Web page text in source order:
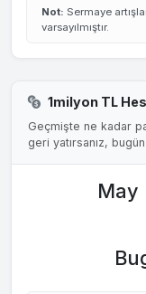
Not: Sermaye
varsayılmıştır.
1milyon TL
Geçmişte ne kadar
geri yatırsanız,
May